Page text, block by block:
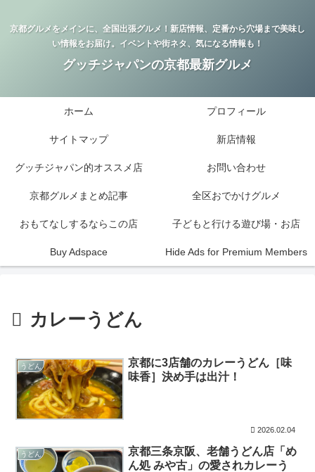
京都グルメをメインに、全国出張グルメ！新店情報、定番から穴場まで美味し
い情報をお届け。イベントや街ネタ、気になる情報も！
グッチジャパンの京都最新グルメ
ホーム プロフィール
サイトマップ 新店情報
グッチジャパン的オススメ店 お問い合わせ
京都グルメまとめ記事 全区おでかけグルメ
おもてなしするならこの店 子どもと行ける遊び場・お店
Buy Adspace Hide Ads for Premium Members
カレーうどん
うどん
京都に3店舗のカレーうどん［味
味香］決め手は出汁！
2026.02.04
うどん
京都三条京阪、老舗うどん店「め
ん処 みや古」の愛されカレーう